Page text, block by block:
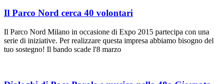
Il Parco Nord cerca 40 volontari
Il Parco Nord Milano in occasione di Expo 2015 partecipa con una
serie di iniziative. Per realizzare questa impresa abbiamo bisogno del
tuo sostegno! Il bando scade l'8 marzo